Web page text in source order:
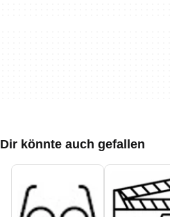
Dir könnte auch gefallen